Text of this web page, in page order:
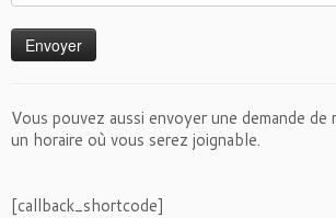
Vous pouvez aussi envoyer une demande de
un horaire où vous serez joignable.
[callback_shortcode]